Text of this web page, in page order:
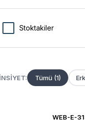
Stoktakiler
Tümü (1)
WEB-E-